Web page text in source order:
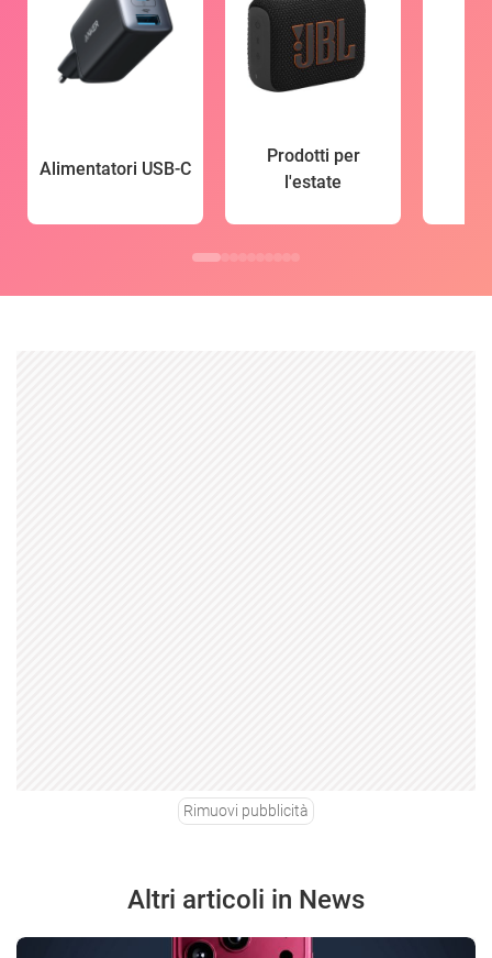
Alimentatori USB-C
Prodotti per
l'estate
Rimuovi pubblicità
Altri articoli in News